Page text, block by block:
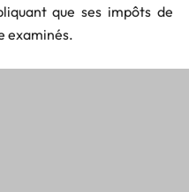
que ses impôts de
examinés.